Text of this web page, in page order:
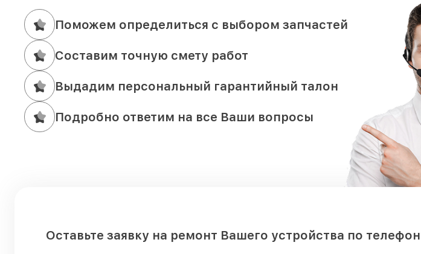
Поможем определиться с выбором запчастей
Составим точную смету работ
Выдадим персональный гарантийный талон
Подробно ответим на все Ваши вопросы
Оставьте заявку на ремонт Вашего устройства по